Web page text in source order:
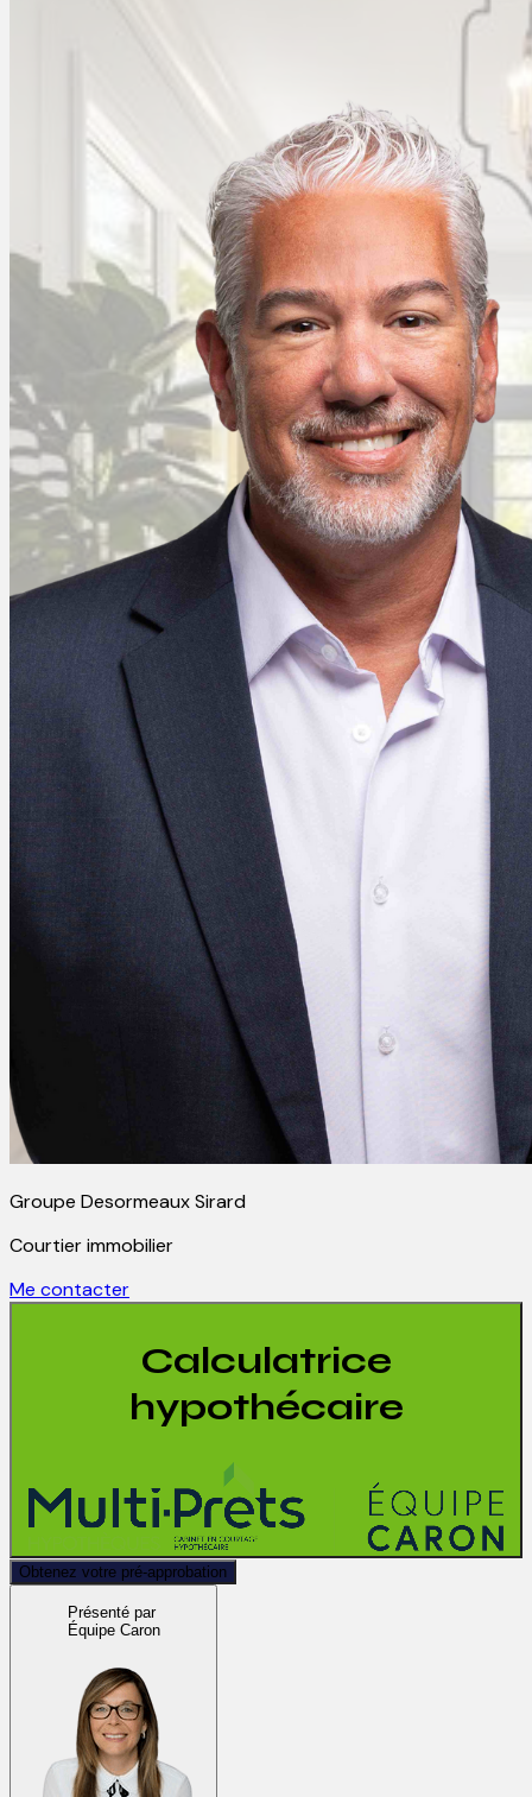
Groupe Desormeaux Sirard
Courtier immobilier
Me contacter
Calculatrice
hypothécaire
Obtenez votre pré-approbation
Présenté par
Équipe Caron